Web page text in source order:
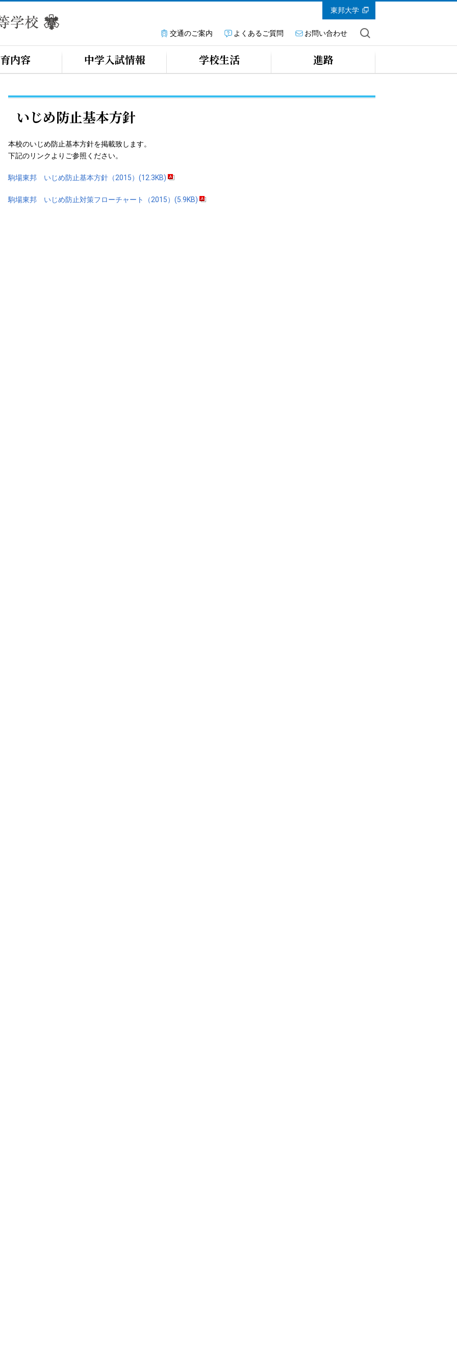
東邦大学
交通のご案内 よくあるご質問 お問い合わせ
内容 中学入試情報 学校生活 進路
いじめ防止基本方針
本校のいじめ防止基本方針を掲載致します。
下記のリンクよりご参照ください。
駒場東邦 いじめ防止基本方針（2015）(12.3KB)
駒場東邦 いじめ防止対策フローチャート（2015）(5.9KB)